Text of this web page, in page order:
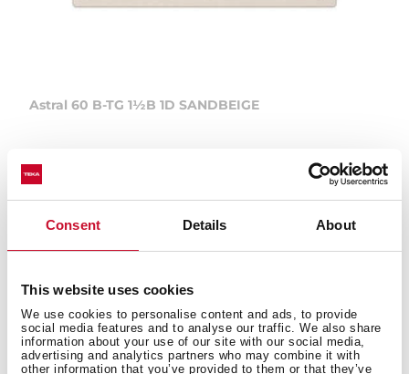
Consent Details About
This website uses cookies
We use cookies to personalise content and ads, to provide
social media features and to analyse our traffic. We also share
information about your use of our site with our social media,
advertising and analytics partners who may combine it with
other information that you’ve provided to them or that they’ve
Astral 60 B-TG 1½B 1D SANDBEIGE